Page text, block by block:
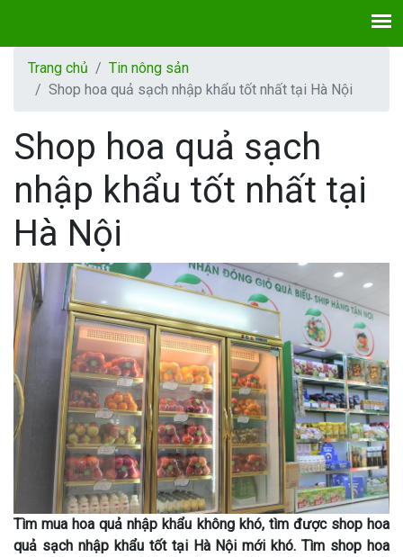
Trang chủ
Tin nông sản
Shop hoa quả sạch nhập khẩu tốt nhất tại Hà Nội
Shop hoa quả sạch
nhập khẩu tốt nhất tại
Hà Nội
Tìm mua hoa quả nhập khẩu không khó, tìm được shop hoa
quả sạch nhập khẩu tốt tại Hà Nội mới khó. Tìm shop hoa